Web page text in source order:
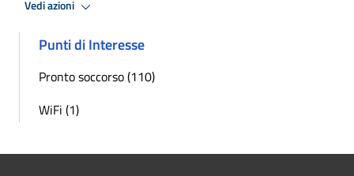
Vedi azioni
Punti di Interesse
Pronto soccorso (110)
WiFi (1)